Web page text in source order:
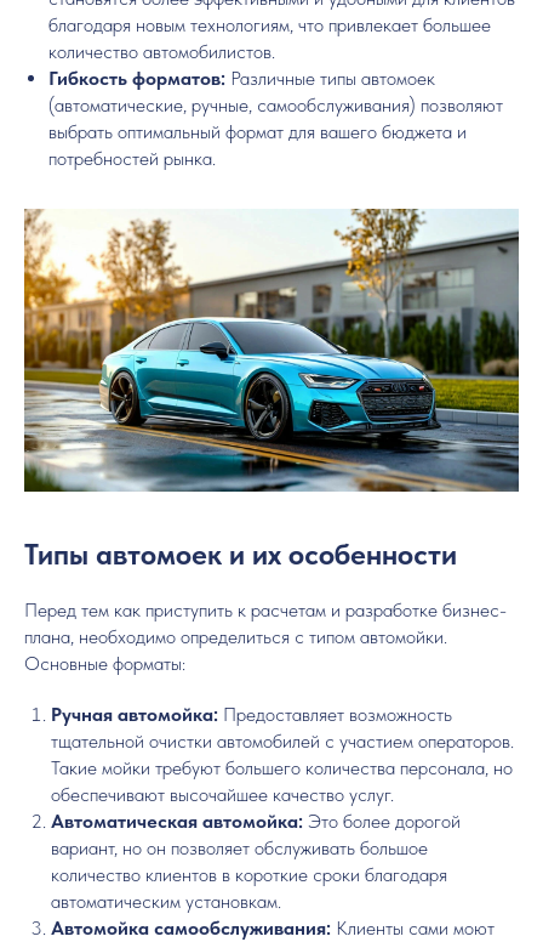
благодаря новым технологиям, что привлекает большее
количество автомобилистов.
Гибкость форматов: Различные типы автомоек
(автоматические, ручные, самообслуживания) позволяют
выбрать оптимальный формат для вашего бюджета и
потребностей рынка.
Типы автомоек и их особенности
Перед тем как приступить к расчетам и разработке бизнес-
плана, необходимо определиться с типом автомойки.
Основные форматы:
Ручная автомойка: Предоставляет возможность
тщательной очистки автомобилей с участием операторов.
Такие мойки требуют большего количества персонала, но
обеспечивают высочайшее качество услуг.
Автоматическая автомойка: Это более дорогой
вариант, но он позволяет обслуживать большое
количество клиентов в короткие сроки благодаря
автоматическим установкам.
Автомойка самообслуживания: Клиенты сами моют